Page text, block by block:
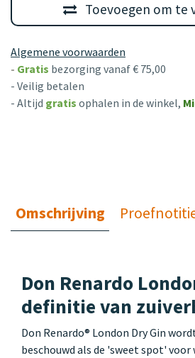
Toevoegen om te
Algemene voorwaarden
- Gratis bezorging vanaf € 75,00
- Veilig betalen
- Altijd gratis ophalen in de winkel,
Omschrijving
Don Renardo
definitie van
Don Renardo® London Dry Gin
beschouwd als de 'sweet spot' voor